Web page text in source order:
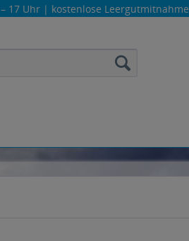
17 Uhr | kostenlose Leergutmitnahme